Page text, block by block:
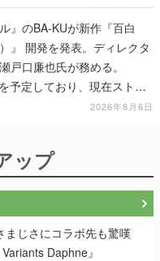
』のBA-KUが新作『百白
』 開発を発表。ディレクタ
戸口廉也氏が務める。
予定しており、現在ストア
2026年8月6日
ップ
まじさにコラボ先も驚嘆
Daphne』